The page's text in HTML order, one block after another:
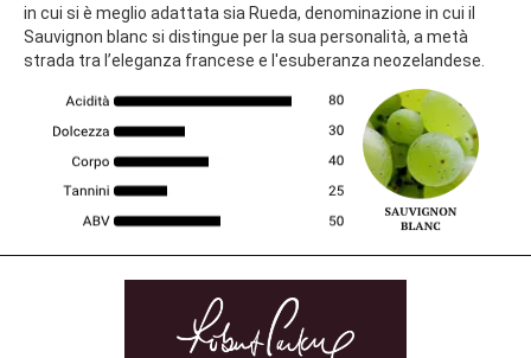
in cui si è meglio adattata sia Rueda, denominazione in cui il
Sauvignon blanc si distingue per la sua personalità, a metà
strada tra l’eleganza francese e l'esuberanza neozelandese.